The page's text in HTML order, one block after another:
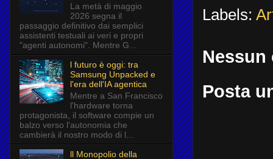
Labels:
Nessun
Posta
La metà di maggio
2026 segna il
passaggio definitivo dai semplici
assistenti testuali ai veri e propri
"agenti autonomi". Mentre G...
l futuro è oggi: tra
Samsung Unpacked e
l'era dell'IA agentica
Mentre a San Francisco
l'hardware torna
protagonista, il software compie un
balzo verso l'autonomia che
cambierà il nostro modo di l...
ll Monopolio della